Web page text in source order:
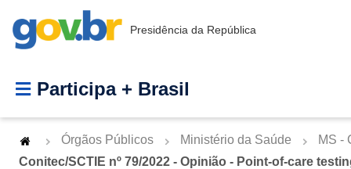
Presidência da República
Participa + Brasil
Órgãos Públicos Ministério da Saúde
MS -
Conitec/SCTIE nº 79/2022 - Opinião - Point-of-care